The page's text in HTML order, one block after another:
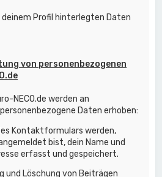
deinem Profil hinterlegten Daten
von personenbezogenen
NECO.de werden an
Daten erhoben:
Kontaktformulars werden,
bist, dein Name und
erfasst und gespeichert.
und Löschung von Beiträgen